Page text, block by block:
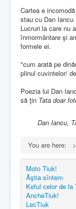
Cartea e
stau cu Dan
Lucruri la care nu
înmormântare şi
formele ei.
"cum arată pe
plinul cuvintelor/
Poezia lui Dan
să ţin Tata doar
Dan Iancu,
You are here:
Moto Tiuk!
Ăştia sîntem
Keful celor de la
AncheTiuk!
LecTiuk